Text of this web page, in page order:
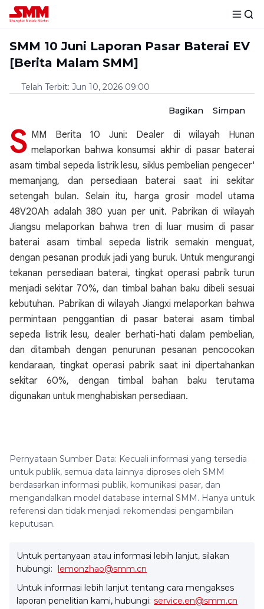
SMM 10 Juni Laporan Pasar Baterai EV
[Berita Malam SMM]
Telah Terbit: Jun 10, 2026 09:00
Bagikan Simpan
S MM Berita 10 Juni: Dealer di wilayah Hunan
melaporkan bahwa konsumsi akhir di pasar baterai
asam timbal sepeda listrik lesu, siklus pembelian pengecer'
memanjang, dan persediaan baterai saat ini sekitar
setengah bulan. Selain itu, harga grosir model utama
48V20Ah adalah 380 yuan per unit. Pabrikan di wilayah
Jiangsu melaporkan bahwa tren di luar musim di pasar
baterai asam timbal sepeda listrik semakin menguat,
dengan pesanan produk jadi yang buruk. Untuk mengurangi
tekanan persediaan baterai, tingkat operasi pabrik turun
menjadi sekitar 70%, dan timbal bahan baku dibeli sesuai
kebutuhan. Pabrikan di wilayah Jiangxi melaporkan bahwa
permintaan penggantian di pasar baterai asam timbal
sepeda listrik lesu, dealer berhati-hati dalam pembelian,
dan ditambah dengan penurunan pesanan pencocokan
kendaraan, tingkat operasi pabrik saat ini dipertahankan
sekitar 60%, dengan timbal bahan baku terutama
digunakan untuk menghabiskan persediaan.
Pernyataan Sumber Data: Kecuali informasi yang tersedia
untuk publik, semua data lainnya diproses oleh SMM
berdasarkan informasi publik, komunikasi pasar, dan
mengandalkan model database internal SMM. Hanya untuk
referensi dan tidak menjadi rekomendasi pengambilan
keputusan.
Untuk pertanyaan atau informasi lebih lanjut, silakan
hubungi: lemonzhao@smm.cn
Untuk informasi lebih lanjut tentang cara mengakses
laporan penelitian kami, hubungi: service.en@smm.cn